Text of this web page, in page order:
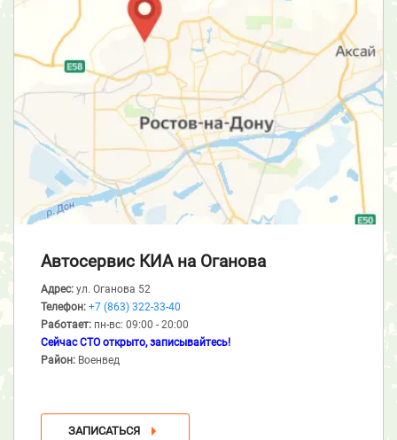
Автосервис КИА на Оганова
Адрес: ул. Оганова 52
Телефон: +7 (863) 322-33-40
Работает: пн-вс: 09:00 - 20:00
Сейчас СТО открыто, записывайтесь!
Район: Военвед
ЗАПИСАТЬСЯ